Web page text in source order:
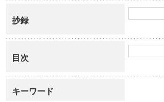
抄録
目次
キーワード